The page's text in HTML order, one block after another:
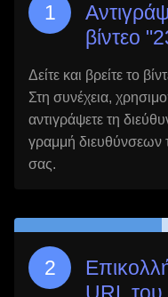
βίντεο "
Δείτε και βρείτε το
Στη συνέχεια,
αντιγράψετε τη
γραμμή διευθύνσεων
σας.